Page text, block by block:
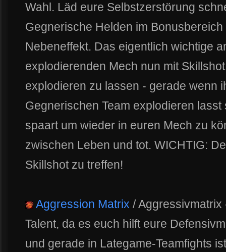
Wahl. Läd eure Selbstzerstörung
Gegnerische Helden im
Nebeneffekt. Das eigentlich wichtige
explodierenden Mech nun mit
explodieren zu lassen - gerade wenn
Gegnerischen Team explodieren
spaart um wieder in euren Mech zu
zwischen Leben und tot. WICHTIG:
Skillshot zu treffen!
Aggression Matrix /
Talent, da es euch hilft eure
und gerade in Lategame-Teamfights